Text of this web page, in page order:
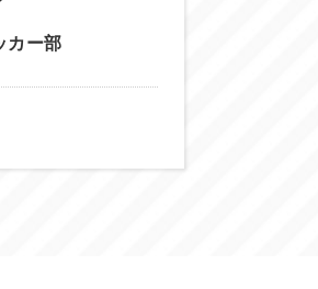
カー部